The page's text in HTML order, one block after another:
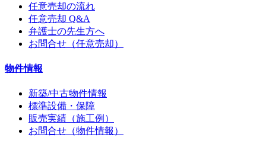
任意売却の流れ
任意売却 Q&A
弁護士の先生方へ
お問合せ（任意売却）
物件情報
新築/中古物件情報
標準設備・保障
販売実績（施工例）
お問合せ（物件情報）